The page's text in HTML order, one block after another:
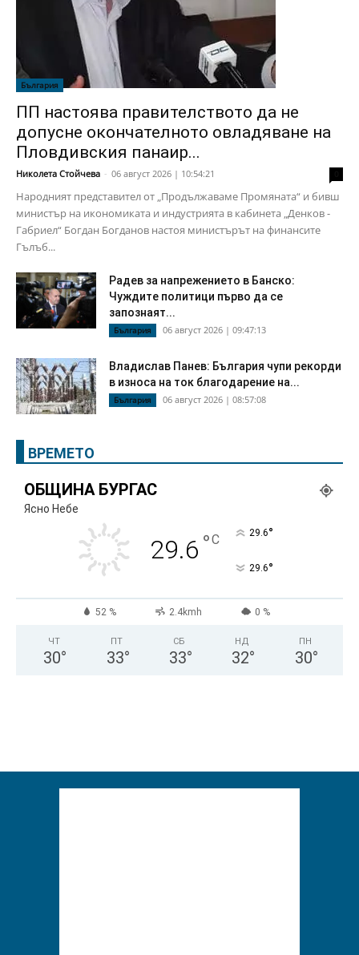
България
ПП настоява правителството да не
допусне окончателното овладяване на
Пловдивския панаир...
Николета Стойчева - 06 август 2026 | 10:54:21
Народният представител от „Продължаваме Промяната“ и бивш
министър на икономиката и индустрията в кабинета „Денков -
Габриел“ Богдан Богданов настоя министърът на финансите
Гълъб...
Радев за напрежението в Банско:
Чуждите политици първо да се
запознаят...
България 06 август 2026 | 09:47:13
Владислав Панев: България чупи рекорди
в износа на ток благодарение на...
България 06 август 2026 | 08:57:08
ВРЕМЕТО
ОБЩИНА БУРГАС
Ясно Небе
29.6 °C 29.6°
29.6°
52 % 2.4kmh 0 %
ЧТ
30°
ПТ
33°
СБ
33°
НД
32°
ПН
30°